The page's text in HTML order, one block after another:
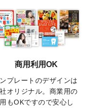
ンテンプレート
トステッカーが作成で
た！
説！」を公開いたしまし
置・差し替え・トリミン
間でパーツを流用する
商用利用OK
プレートのデザインは
オリジナル。商業用の
もOKですので安心し